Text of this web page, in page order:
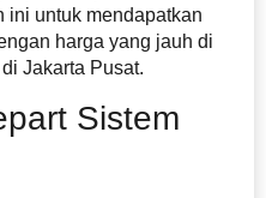
ini untuk mendapatkan
harga yang jauh di
Jakarta Pusat.
Sistem